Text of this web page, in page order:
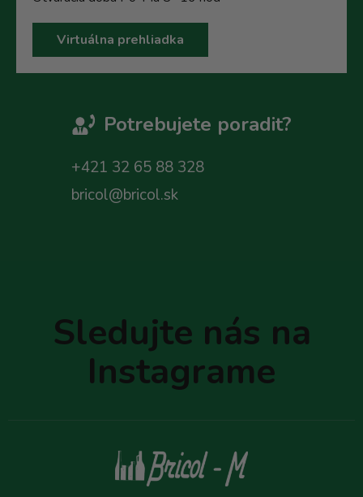
Virtuálna prehliadka
Potrebujete poradit?
+421 32 65 88 328
bricol@bricol.sk
Sledujte nás na
Instagrame